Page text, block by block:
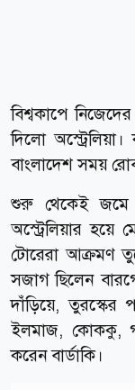
বিশ্বকাপে
দিলো অস্ট্রেলিয়া।
বাংলাদেশ সময়
শুরু থেকেই জমে
অস্ট্রেলিয়ার
টোরেরা আক্রমণ
সজাগ ছিলেন
দাঁড়িয়ে, তুরস্কের
ইলমাজ, কোককু,
করেন বার্ডাকি।